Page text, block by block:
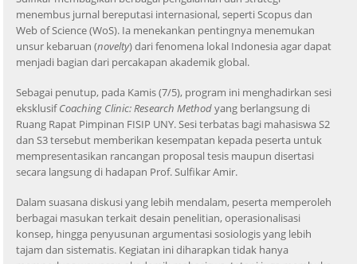
menembus jurnal bereputasi internasional, seperti Scopus dan
Web of Science (WoS). Ia menekankan pentingnya menemukan
unsur kebaruan (novelty) dari fenomena lokal Indonesia agar dapat
menjadi bagian dari percakapan akademik global.
Sebagai penutup, pada Kamis (7/5), program ini menghadirkan sesi
eksklusifCoaching Clinic: Research Methodyang berlangsung di
Ruang Rapat Pimpinan FISIP UNY. Sesi terbatas bagi mahasiswa S2
dan S3 tersebut memberikan kesempatan kepada peserta untuk
mempresentasikan rancangan proposal tesis maupun disertasi
secara langsung di hadapan Prof. Sulfikar Amir.
Dalam suasana diskusi yang lebih mendalam, peserta memperoleh
berbagai masukan terkait desain penelitian, operasionalisasi
konsep, hingga penyusunan argumentasi sosiologis yang lebih
tajam dan sistematis. Kegiatan ini diharapkan tidak hanya